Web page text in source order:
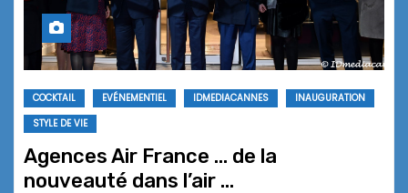
COCKTAIL EVÉNEMENTIEL IDMEDIACANNES
INAUGURATION
STYLE DE VIE
Agences Air France … de la
nouveauté dans l’air …